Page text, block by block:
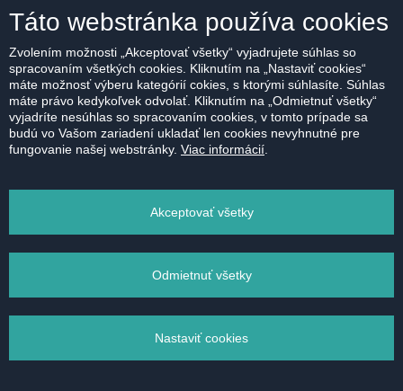
O NÁS
O spoločnosti
Kontakt
Referencie
Kariéra
Etický kódex
2011 - 2026 © HERRYS s.r.o. - Realitná kancelária Bratislava | Privacy Policy
Táto webstránka používa cookies
Zvolením možnosti „Akceptovať všetky“ vyjadrujete súhlas so
spracovaním všetkých cookies. Kliknutím na „Nastaviť cookies“
máte možnosť výberu kategórií cokies, s ktorými súhlasíte. Súhlas
máte právo kedykoľvek odvolať. Kliknutím na „Odmietnuť všetky“
vyjadríte nesúhlas so spracovaním cookies, v tomto prípade sa
budú vo Vašom zariadení ukladať len cookies nevyhnutné pre
fungovanie našej webstránky. Viac informácií
Akceptovať všetky
Odmietnuť všetky
Nastaviť cookies